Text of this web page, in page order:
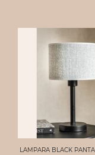
LAMPARA BLACK